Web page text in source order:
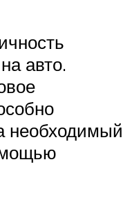
авто.
необходимый